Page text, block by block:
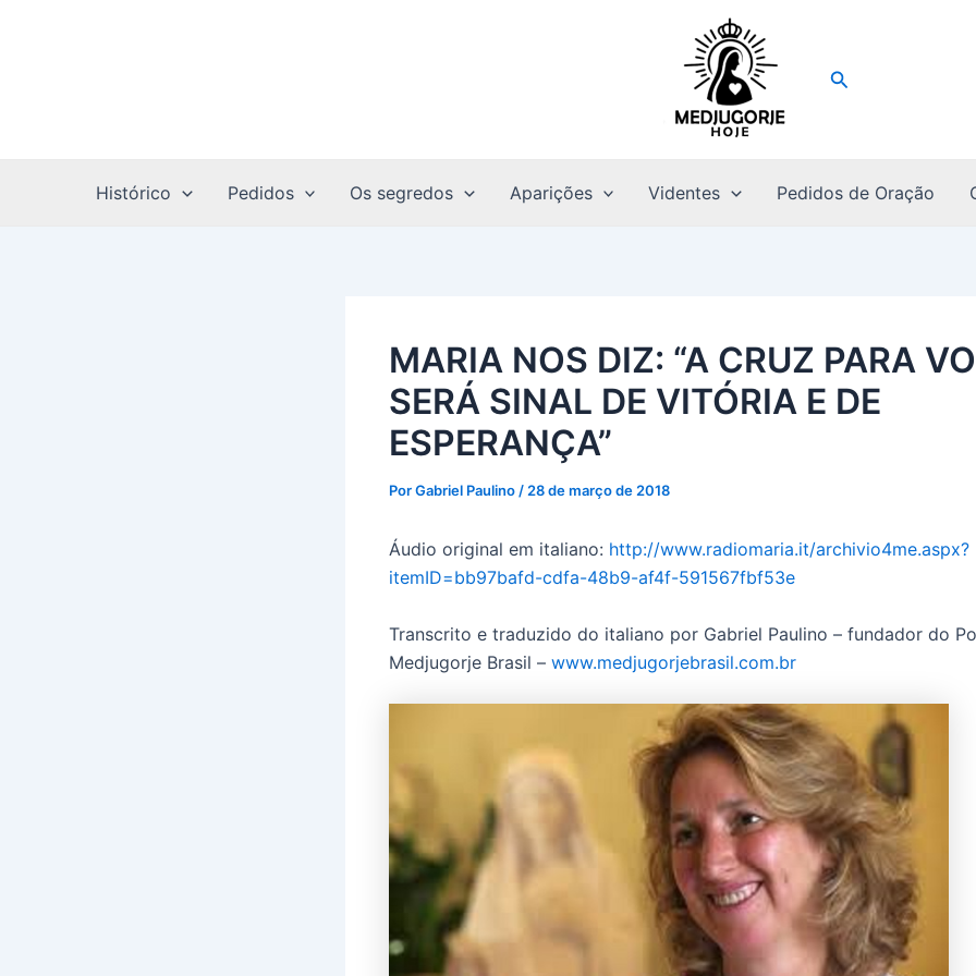
Pesquisar
Histórico Pedidos Os segredos Aparições Videntes Pedidos de Oração
MARIA NOS DIZ: “A CRUZ PARA
SERÁ SINAL DE VITÓRIA E DE
ESPERANÇA”
PorGabriel Paulino / 28 de março de 2018
Áudio original em italiano: http://www.radiomaria.it/archivio4me.aspx?
itemID=bb97bafd-cdfa-48b9-af4f-591567fbf53e
Transcrito e traduzido do italiano por Gabriel Paulino – fundador do
Medjugorje Brasil – www.medjugorjebrasil.com.br